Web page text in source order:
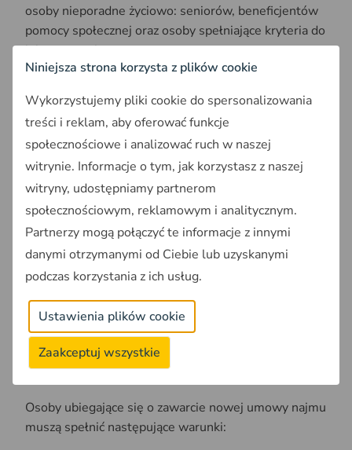
osoby nieporadne życiowo: seniorów, beneficjentów
pomocy społecznej oraz osoby spełniające kryteria do
jej otrzymania.
swobodę w ustalaniu terminu odpowiedzi na ofertę
zawarcia umowy. RPO ocenia tę regulację jako
pozbawioną merytorycznego uzasadnienia.
Kto straci prawo do lokalu
komunalnego według
nowych przepisów 2026?
Nowe regulacje wprowadzająweryfikację
majątkową i dochodowąjako kluczowy warunek
kontynuacji najmu komunalnego po śmierci
głównego najemcy.
Osoby ubiegające się o zawarcie nowej umowy najmu
muszą spełnić następujące warunki:
Niniejsza strona korzysta z plików cookie
Wykorzystujemy pliki cookie do spersonalizowania
treści i reklam, aby oferować funkcje
społecznościowe i analizować ruch w naszej
witrynie. Informacje o tym, jak korzystasz z naszej
witryny, udostępniamy partnerom
społecznościowym, reklamowym i analitycznym.
Partnerzy mogą połączyć te informacje z innymi
danymi otrzymanymi od Ciebie lub uzyskanymi
podczas korzystania z ich usług.
Ustawienia plików cookie
Zaakceptuj wszystkie